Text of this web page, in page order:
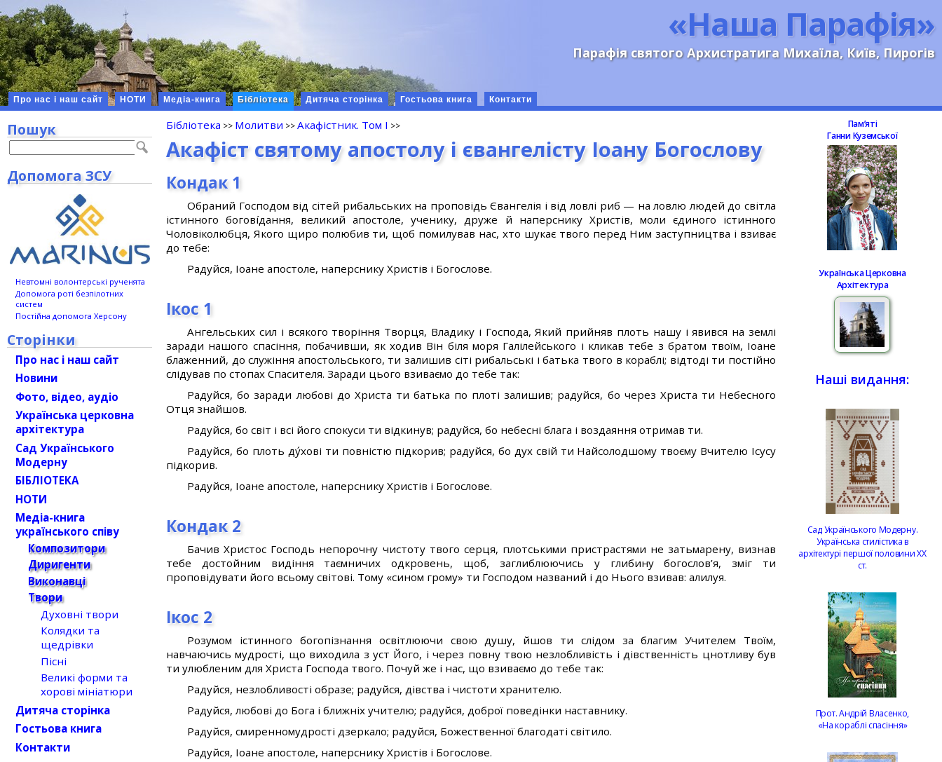
«Наша Парафія»
Парафія святого Архистратига Михаїла, Київ, Пирогів
Про нас і наш сайт НОТИ Медіа-книга Бібліотека Дитяча сторінка Гостьова книга Контакти
Бібліотека Молитви Акафістник. Том І
Акафіст святому апостолу і євангелісту Іоану Богослову
Кондак 1
Обраний Господом від сітей рибальських на проповідь Євангелія і від ловлі риб — на ловлю людей до світла
істинного боговíдання, великий апостоле, ученику, друже й наперснику Христів, моли єдиного істинного
Чоловіколюбця, Якого щиро полюбив ти, щоб помилував нас, хто шукає твого перед Ним заступництва і взиває
до тебе:
Радуйся, Іоане апостоле, наперснику Христів і Богослове.
Ікос 1
Ангельських сил і всякого творіння Творця, Владику і Господа, Який прийняв плоть нашу і явився на землі
заради нашого спасіння, побачивши, як ходив Він біля моря Галілейського і кликав тебе з братом твоїм, Іоане
блаженний, до служіння апостольського, ти залишив сіті рибальські і батька твого в кораблі; відтоді ти постійно
слідував по стопах Спасителя. Заради цього взиваємо до тебе так:
Радуйся, бо заради любові до Христа ти батька по плоті залишив; радуйся, бо через Христа ти Небесного
Отця знайшов.
Радуйся, бо світ і всі його спокуси ти відкинув; радуйся, бо небесні блага і воздаяння отримав ти.
Радуйся, бо плоть ду́хові ти повністю підкорив; радуйся, бо дух свій ти Найсолодшому твоєму Вчителю Ісусу
підкорив.
Радуйся, Іоане апостоле, наперснику Христів і Богослове.
Кондак 2
Бачив Христос Господь непорочну чистоту твого серця, плотськими пристрастями не затьмарену, визнав
тебе достойним видіння таємничих одкровень, щоб, заглиблюючись у глибину богослов’я, зміг ти
проповідувати його всьому світові. Тому «сином грому» ти Господом названий і до Нього взивав: алилуя.
Ікос 2
Розумом істинного богопізнання освітлюючи свою душу, йшов ти слідом за благим Учителем Твоїм,
навчаючись мудрості, що виходила з уст Його, і через повну твою незлобливість і дівственність цнотливу був
ти улюбленим для Христа Господа твого. Почуй же і нас, що взиваємо до тебе так:
Радуйся, незлобливості образе; радуйся, дівства і чистоти хранителю.
Радуйся, любові до Бога і ближніх учителю; радуйся, доброї поведінки наставнику.
Радуйся, смиренномудрості дзеркало; радуйся, Божественної благодаті світило.
Радуйся, Іоане апостоле, наперснику Христів і Богослове.
Пошук
Допомога ЗСУ
Невтомні волонтерські рученята
Допомога роті безпілотних
систем
Постійна допомога Херсону
Сторінки
Про нас і наш сайт
Новини
Фото, відео, аудіо
Українська церковна
архітектура
Сад Українського
Модерну
БІБЛІОТЕКА
НОТИ
Медіа-книга
українського співу
Композитори
Диригенти
Виконавці
Твори
Духовні твори
Колядки та
щедрівки
Пісні
Великі форми та
хорові мініатюри
Дитяча сторінка
Гостьова книга
Контакти
Памʼяті
Ганни Куземської
Українська Церковна
Архітектура
Наші видання:
Сад Українського Модерну.
Українська стилістика в
архітектурі першої половини ХХ
ст.
Прот. Андрій Власенко,
«На кораблі спасіння»